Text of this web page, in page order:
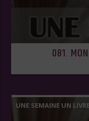
081.
UNE SEMAINE UN LIVRE